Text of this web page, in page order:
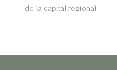
de la capital regional.